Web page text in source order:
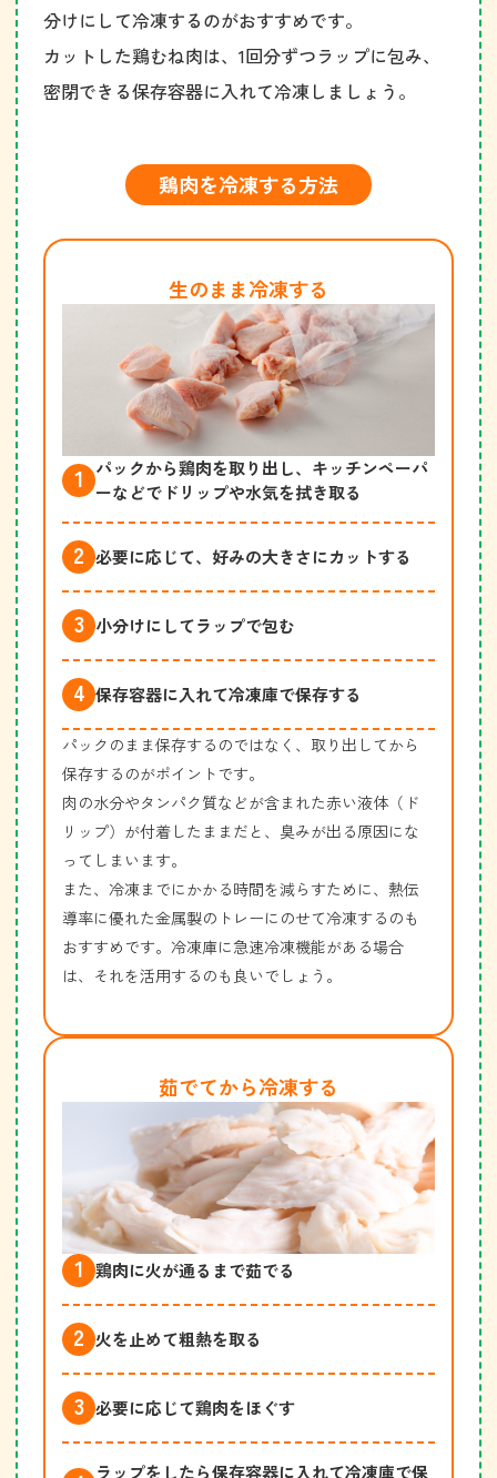
分けにして冷凍するのがおすすめです。
カットした鶏むね肉は、1回分ずつラップに包み、
密閉できる保存容器に入れて冷凍しましょう。
鶏肉を冷凍する方法
生のまま冷凍する
パックから鶏肉を取り出し、キッチンペーパ
ーなどでドリップや水気を拭き取る
必要に応じて、好みの大きさにカットする
小分けにしてラップで包む
保存容器に入れて冷凍庫で保存する
パックのまま保存するのではなく、取り出してから
保存するのがポイントです。
肉の水分やタンパク質などが含まれた赤い液体（ド
リップ）が付着したままだと、臭みが出る原因にな
ってしまいます。
また、冷凍までにかかる時間を減らすために、熱伝
導率に優れた金属製のトレーにのせて冷凍するのも
おすすめです。冷凍庫に急速冷凍機能がある場合
は、それを活用するのも良いでしょう。
茹でてから冷凍する
鶏肉に火が通るまで茹でる
火を止めて粗熱を取る
必要に応じて鶏肉をほぐす
ラップをしたら保存容器に入れて冷凍庫で保